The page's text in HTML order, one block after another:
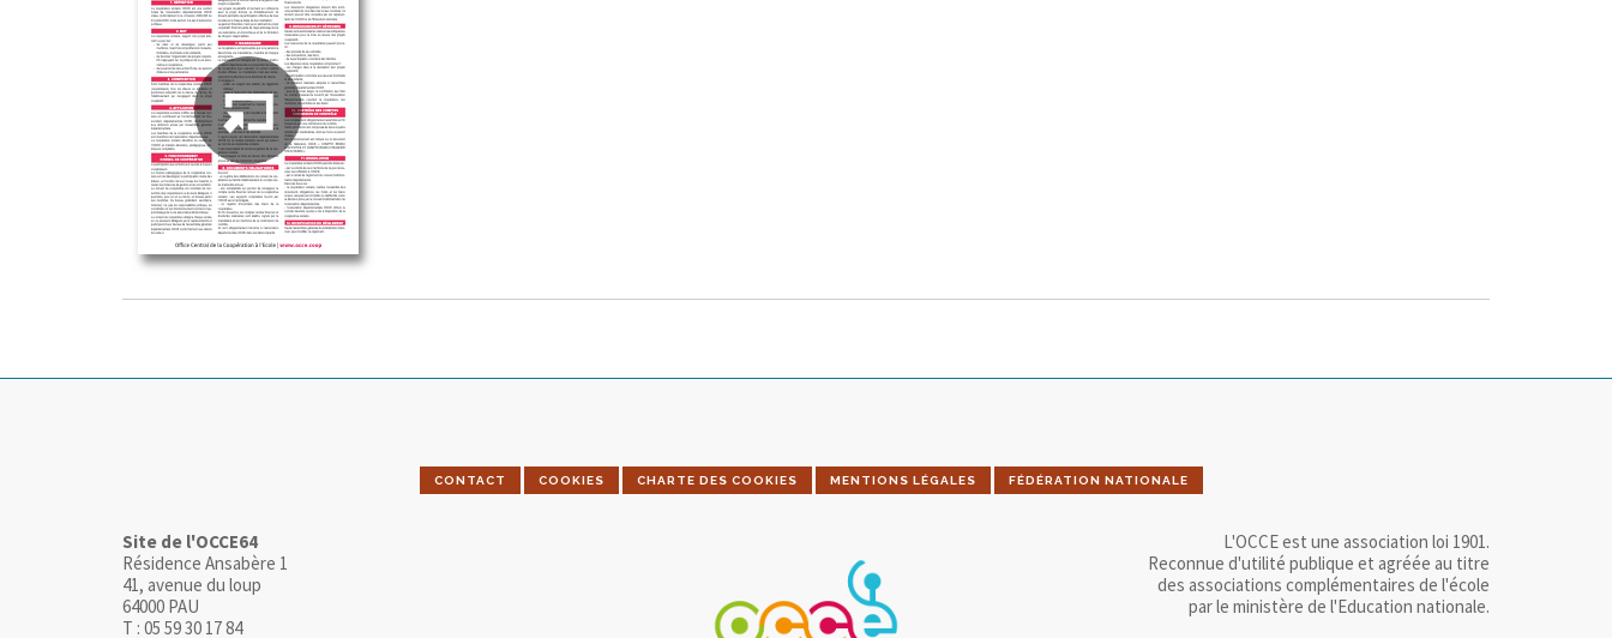
CONTACT COOKIES CHARTE DES COOKIES MENTIONS LÉGALES FÉDÉRATION NATIONALE
Site de l'OCCE64
Résidence Ansabère 1
41, avenue du loup
64000 PAU
T : 05 59 30 17 84
L'OCCE est une association loi 1901.
Reconnue d'utilité publique et agréée au titre
des associations complémentaires de l'école
par le ministère de l'Education nationale.